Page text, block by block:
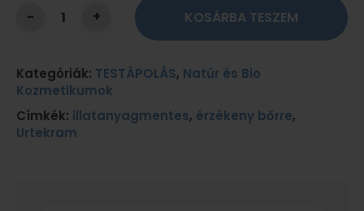
KOSÁRBA TESZEM
Kategóriák: TESTÁPOLÁS, Natúr és Bio
Kozmetikumok
Címkék: illatanyagmentes, érzékeny bőrre,
Urtekram